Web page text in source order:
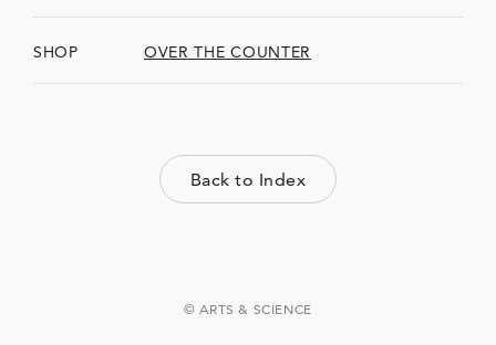
SHOP OVER THE COUNTER
Back to Index
© ARTS & SCIENCE